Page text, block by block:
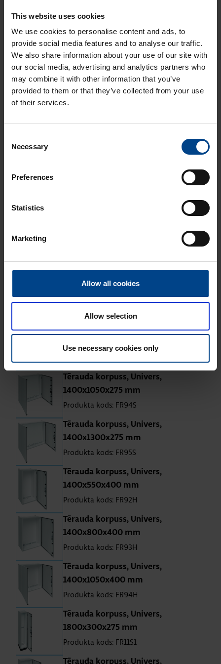
This website uses cookies
We use cookies to personalise content and ads, to
provide social media features and to analyse our traffic.
We also share information about your use of our site with
our social media, advertising and analytics partners who
may combine it with other information that you’ve
provided to them or that they’ve collected from your use
of their services.
Selection
Necessary
Preferences
Statistics
Marketing
Allow all cookies
Allow selection
Use necessary cookies only
Tē­rauda kor­puss, Uni­vers,
1250x550x275 mm
Produkta kods: FR82S
Tē­rauda kor­puss, Uni­vers,
1250x800x275 mm
Produkta kods: FR91S
Tē­rauda kor­puss, Uni­vers,
1400x550x275 mm
Tē­rauda kor­puss, Uni­vers,
Tē­rauda kor­puss, Uni­vers,
1400x1050x275 mm
Produkta kods: FR94S
Tē­rauda kor­puss, Uni­vers,
1400x1300x275 mm
Produkta kods: FR95S
Tē­rauda kor­puss, Uni­vers,
1400x550x400 mm
Produkta kods: FR92H
Tē­rauda kor­puss, Uni­vers,
1400x800x400 mm
Produkta kods: FR93H
Tē­rauda kor­puss, Uni­vers,
1400x1050x400 mm
Produkta kods: FR94H
Tē­rauda kor­puss, Uni­vers,
1800x300x275 mm
Produkta kods: FR11S1
Tē­rauda kor­puss, Uni­vers,